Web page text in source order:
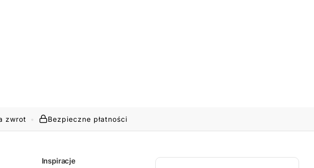
zwrot • Bezpieczne płatności
Inspiracje